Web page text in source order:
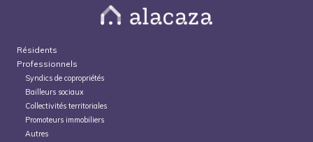
Résidents
Professionnels
Syndics de copropriétés
Bailleurs sociaux
Collectivités territoriales
Promoteurs immobiliers
Autres